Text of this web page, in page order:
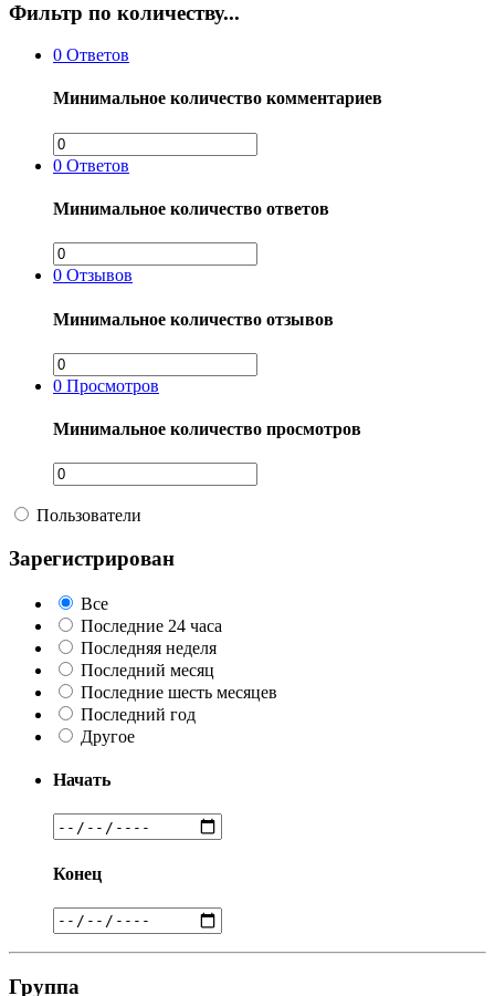
Фильтр по количеству...
0 Ответов
Минимальное количество комментариев
0 Ответов
Минимальное количество ответов
0 Отзывов
Минимальное количество отзывов
0 Просмотров
Минимальное количество просмотров
Пользователи
Зарегистрирован
Все
Последние 24 часа
Последняя неделя
Последний месяц
Последние шесть месяцев
Последний год
Другое
Начать
Конец
Группа